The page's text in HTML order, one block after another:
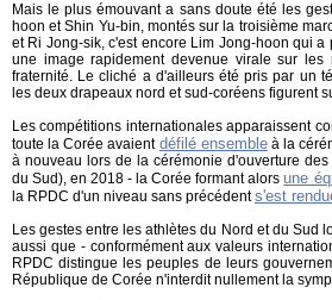
Mais le plus émouvant a sans doute été les
hoon et Shin Yu-bin, montés sur la troisième
et Ri Jong-sik, c'est encore Lim Jong-hoon qui
une image rapidement devenue virale sur
fraternité. Le cliché a d'ailleurs été pris par un
les deux drapeaux nord et sud-coréens figurent
Les compétitions internationales apparaissent
toute la Corée avaient défilé ensembleà la
à nouveau lors de la cérémonie d'ouverture
du Sud), en 2018 - la Corée formant alorsune
la RPDC d'un niveau sans précédents'est
Les gestes entre les athlètes du Nord et du Sud
aussi que - conformément aux valeurs
RPDC distingue les peuples de leurs
République de Corée n'interdit nullement la